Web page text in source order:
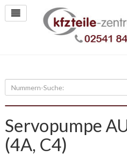
Servopumpe
(4A, C4)